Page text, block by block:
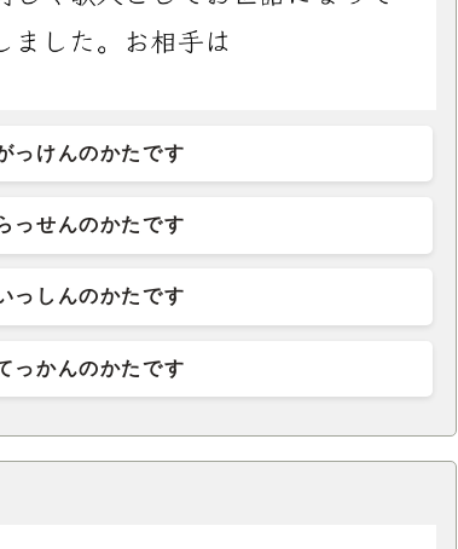
っけんのかたです
っせんのかたです
っしんのかたです
っかんのかたです